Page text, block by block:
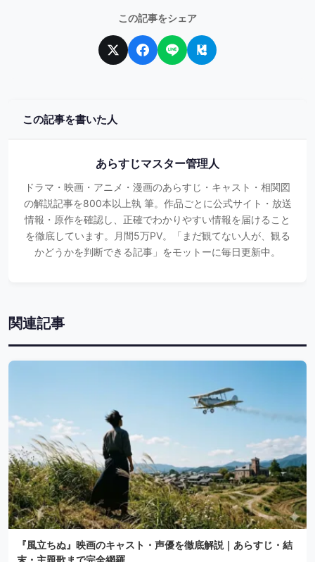
この記事をシェア
この記事を書いた人
あらすじマスター管理人
ドラマ・映画・アニメ・漫画のあらすじ・キャスト・相関図
の解説記事を800本以上執 筆。作品ごとに公式サイト・放送
情報・原作を確認し、正確でわかりやすい情報を届けること
を徹底しています。月間5万PV。「まだ観てない人が、観る
かどうかを判断できる記事」をモットーに毎日更新中。
関連記事
『風立ちぬ』映画のキャスト・声優を徹底解説｜あらすじ・結
末・主題歌まで完全網羅